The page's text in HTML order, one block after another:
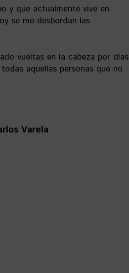
y que actualmente vive en
se me desbordan las
vueltas en la cabeza por días
aquellas personas que no
Varela